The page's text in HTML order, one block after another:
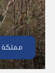
مملكة